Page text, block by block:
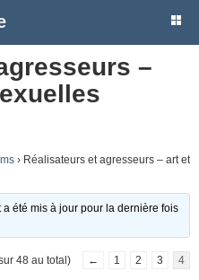
–
› Réalisateurs et agresseurs – art et
été mis à jour pour la dernière fois
48 au total) ← 1 2 3 4